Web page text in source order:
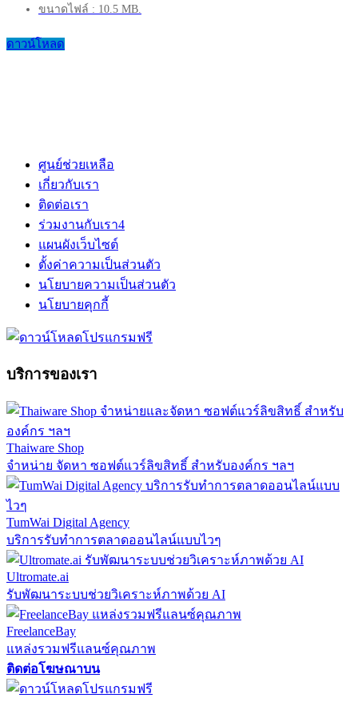
ขนาดไฟล์ : 10.5 MB.
ดาวน์โหลด
ศูนย์ช่วยเหลือ
เกี่ยวกับเรา
ติดต่อเรา
ร่วมงานกับเรา4
แผนผังเว็บไซต์
ตั้งค่าความเป็นส่วนตัว
นโยบายความเป็นส่วนตัว
นโยบายคุกกี้
บริการของเรา
Thaiware Shop
จำหน่าย จัดหา ซอฟต์แวร์ลิขสิทธิ์ สำหรับองค์กร ฯลฯ
TumWai Digital Agency
บริการรับทำการตลาดออนไลน์แบบไวๆ
Ultromate.ai
รับพัฒนาระบบช่วยวิเคราะห์ภาพด้วย AI
FreelanceBay
แหล่งรวมฟรีแลนซ์คุณภาพ
ติดต่อโฆษณาบน